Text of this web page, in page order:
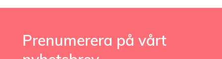
Prenumerera på vårt